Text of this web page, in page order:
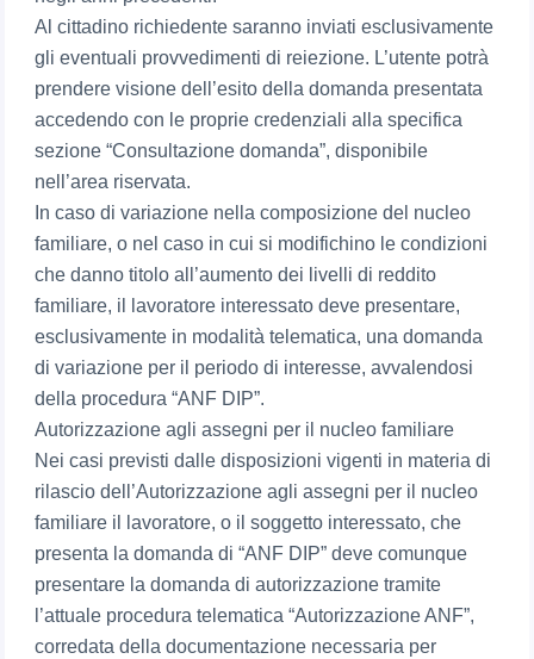
Al cittadino richiedente saranno inviati esclusivamente
gli eventuali provvedimenti di reiezione. L’utente potrà
prendere visione dell’esito della domanda presentata
accedendo con le proprie credenziali alla specifica
sezione “Consultazione domanda”, disponibile
nell’area riservata.
In caso di variazione nella composizione del nucleo
familiare, o nel caso in cui si modifichino le condizioni
che danno titolo all’aumento dei livelli di reddito
familiare, il lavoratore interessato deve presentare,
esclusivamente in modalità telematica, una domanda
di variazione per il periodo di interesse, avvalendosi
della procedura “ANF DIP”.
Autorizzazione agli assegni per il nucleo familiare
Nei casi previsti dalle disposizioni vigenti in materia di
rilascio dell’Autorizzazione agli assegni per il nucleo
familiare il lavoratore, o il soggetto interessato, che
presenta la domanda di “ANF DIP” deve comunque
presentare la domanda di autorizzazione tramite
l’attuale procedura telematica “Autorizzazione ANF”,
corredata della documentazione necessaria per